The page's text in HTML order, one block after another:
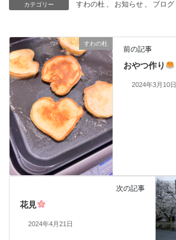
カテゴリー すわの杜 、 お知らせ 、 ブログ
すわの杜
前の記事
おやつ作り
2024年3月10日
次の記事
花見
2024年4月21日